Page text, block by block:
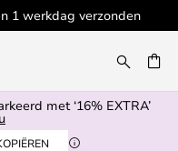
1 werkdag verzonden
met ‘16% EXTRA’